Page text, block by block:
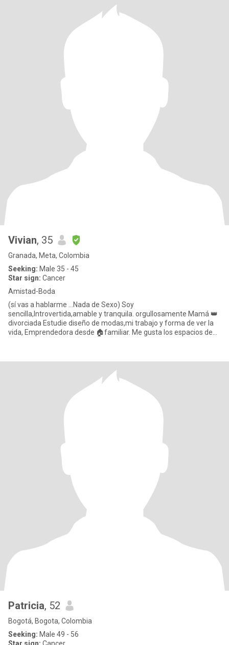
Vivian, 35
Granada, Meta, Colombia
Seeking: Male 35 - 45
Star sign: Cancer
Amistad-Boda
(sí vas a hablarme ...Nada de Sexo) Soy
sencilla,Introvertida,amable y tranquila. orgullosamente Mamá 👑
divorciada Estudie diseño de modas,mi trabajo y forma de ver la
vida, Emprendedora desde 🏠familiar. Me gusta los espacios de
Patricia, 52
Bogotá, Bogota, Colombia
Seeking: Male 49 - 56